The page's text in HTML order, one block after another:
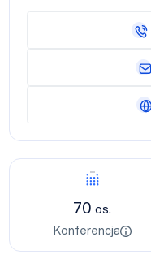
Konferencja
70os.
Konferencja